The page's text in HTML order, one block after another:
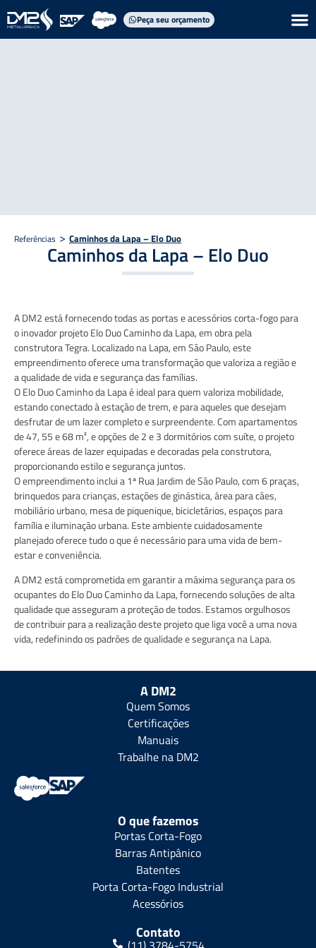
Peça seu orçamento
Referências > Caminhos da Lapa – Elo Duo
Caminhos da Lapa – Elo Duo
A DM2 está fornecendo todas as portas e acessórios corta-fogo para
o inovador projeto Elo Duo Caminho da Lapa, em obra pela
construtora Tegra. Localizado na Lapa, em São Paulo, este
empreendimento oferece uma transformação que valoriza a região e
a qualidade de vida e segurança das famílias.
O Elo Duo Caminho da Lapa é ideal para quem valoriza mobilidade,
estando conectado à estação de trem, e para aqueles que desejam
desfrutar de um lazer completo e surpreendente. Com apartamentos
de 47, 55 e 68 m², e opções de 2 e 3 dormitórios com suíte, o projeto
oferece áreas de lazer equipadas e decoradas pela construtora,
proporcionando estilo e segurança juntos.
O empreendimento inclui a 1ª Rua Jardim de São Paulo, com 6 praças,
brinquedos para crianças, estações de ginástica, área para cães,
mobiliário urbano, mesa de piquenique, bicicletários, espaços para
família e iluminação urbana. Este ambiente cuidadosamente
planejado oferece tudo o que é necessário para uma vida de bem-
estar e conveniência.
A DM2 está comprometida em garantir a máxima segurança para os
ocupantes do Elo Duo Caminho da Lapa, fornecendo soluções de alta
qualidade que asseguram a proteção de todos. Estamos orgulhosos
de contribuir para a realização deste projeto que liga você a uma nova
vida, redefinindo os padrões de qualidade e segurança na Lapa.
A DM2
Quem Somos
Certificações
Manuais
Trabalhe na DM2
O que fazemos
Portas Corta-Fogo
Barras Antipânico
Batentes
Porta Corta-Fogo Industrial
Acessórios
Contato